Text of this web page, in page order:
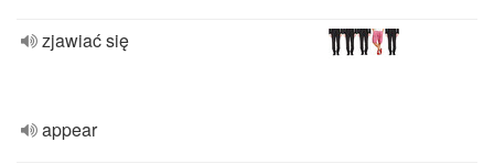
zjawiać się
appear